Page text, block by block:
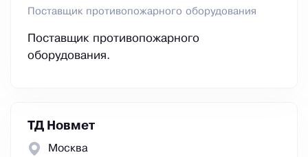
Поставщик противопожарного оборудования
Поставщик противопожарного
оборудования.
ТД Новмет
Москва